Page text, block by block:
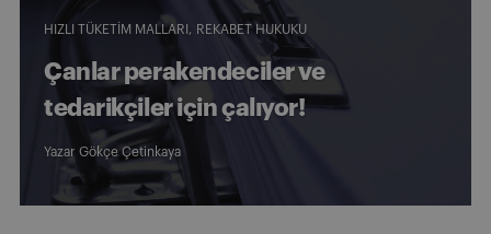
HIZLI TÜKETIM MALLARI REKABET HUKUKU
Çanlar perakendeciler ve
tedarikçiler için çalıyor!
Yazar Gökçe Çetinkaya